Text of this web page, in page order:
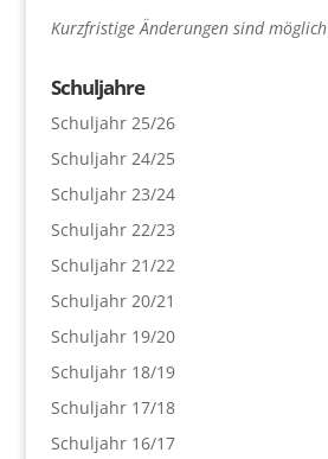
Kurzfristige Änderungen sind möglich
Schuljahre
Schuljahr 25/26
Schuljahr 24/25
Schuljahr 23/24
Schuljahr 22/23
Schuljahr 21/22
Schuljahr 20/21
Schuljahr 19/20
Schuljahr 18/19
Schuljahr 17/18
Schuljahr 16/17